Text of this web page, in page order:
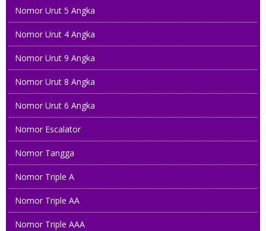
Nomor Urut 5 Angka
Nomor Urut 4 Angka
Nomor Urut 9 Angka
Nomor Urut 8 Angka
Nomor Urut 6 Angka
Nomor Escalator
Nomor Tangga
Nomor Triple A
Nomor Triple AA
Nomor Triple AAA